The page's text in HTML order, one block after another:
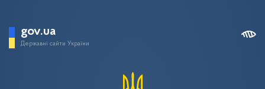
gov.ua
Державні сайти України